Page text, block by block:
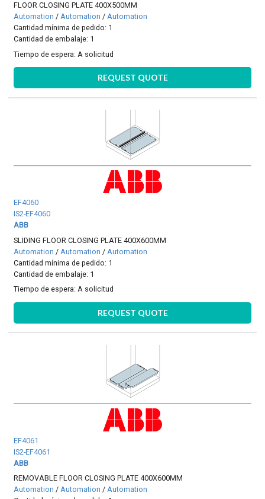
FLOOR CLOSING PLATE 400X500MM
Automation /Automation /Automation
Cantidad mínima de pedido: 1
Cantidad de embalaje: 1
Tiempo de espera: A solicitud
REQUEST QUOTE
EF4060
IS2-EF4060
ABB
SLIDING FLOOR CLOSING PLATE 400X600MM
Automation / Automation / Automation
Cantidad mínima de pedido: 1
Cantidad de embalaje: 1
Tiempo de espera: A solicitud
REQUEST QUOTE
EF4061
IS2-EF4061
ABB
REMOVABLE FLOOR CLOSING PLATE 400X600MM
Automation /Automation /Automation